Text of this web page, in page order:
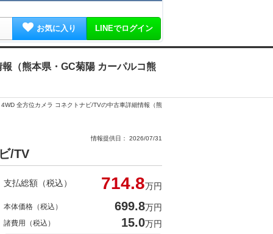
お気に入り LINEでログイン
（熊本県・GC菊陽 カーパルコ熊
全方位カメラ コネクトナビ/TVの中古車詳細情報（熊
情報提供日： 2026/07/31
/TV
支払総額（税込） 714.8万円
本体価格（税込） 699.8万円
諸費用（税込） 15.0万円